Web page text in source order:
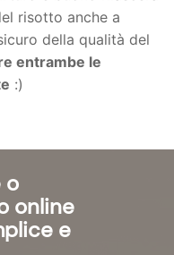
risotto anche a
della qualità del
entrambe le
:)
o
online
e